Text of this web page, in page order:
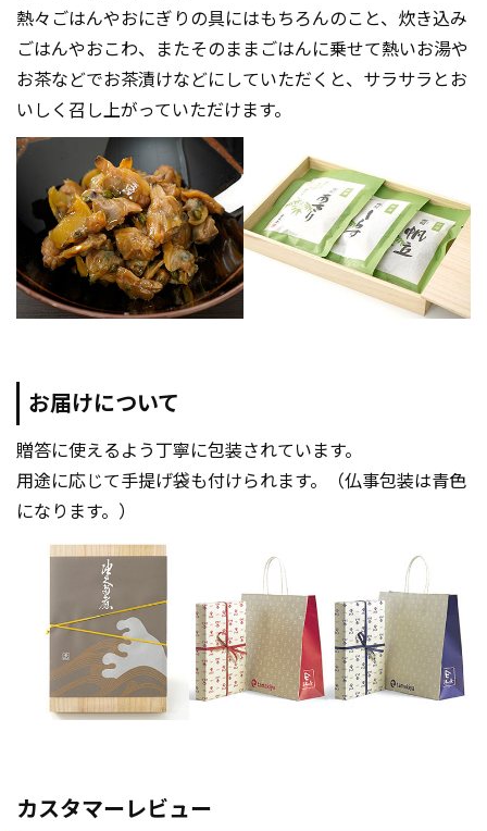
熱々ごはんやおにぎりの具にはもちろんのこと、炊き込み
ごはんやおこわ、またそのままごはんに乗せて熱いお湯や
お茶などでお茶漬けなどにしていただくと、サラサラとお
いしく召し上がっていただけます。
お届けについて
贈答に使えるよう丁寧に包装されています。
用途に応じて手提げ袋も付けられます。（仏事包装は青色
になります。）
カスタマーレビュー